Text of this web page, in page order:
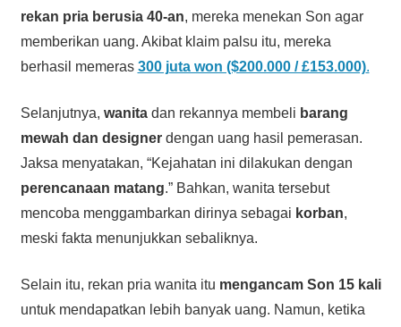
rekan pria berusia 40-an, mereka menekan Son agar
memberikan uang. Akibat klaim palsu itu, mereka
berhasil memeras 300 juta won ($200.000 / £153.000).
Selanjutnya, wanitadan rekannya membeli barang
mewah dan designerdengan uang hasil pemerasan.
Jaksa menyatakan, “Kejahatan ini dilakukan dengan
perencanaan matang.” Bahkan, wanita tersebut
mencoba menggambarkan dirinya sebagai korban,
meski fakta menunjukkan sebaliknya.
Selain itu, rekan pria wanita itu mengancam Son 15 kali
untuk mendapatkan lebih banyak uang. Namun, ketika